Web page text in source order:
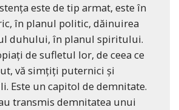
este de tip armat, este în
în planul politic, dăinuirea
duhului, în planul spiritului.
de sufletul lor, de ceea ce
vă simțiți puternici și
Este un capitol de demnitate.
transmis demnitatea unui